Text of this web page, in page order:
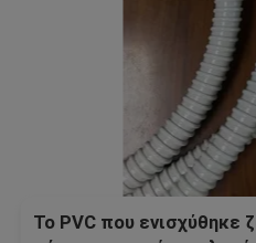
Το PVC που ενισχύθηκε